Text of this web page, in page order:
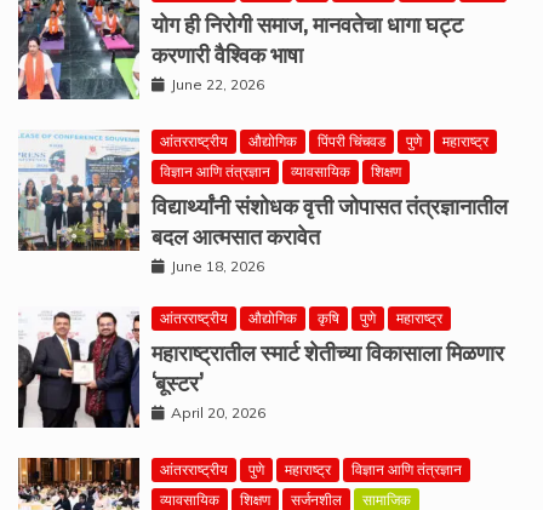
योग ही निरोगी समाज, मानवतेचा धागा घट्ट
करणारी वैश्विक भाषा
June 22, 2026
आंतरराष्ट्रीय औद्योगिक पिंपरी चिंचवड पुणे
महाराष्ट्र
विज्ञान आणि तंत्रज्ञान
व्यावसायिक शिक्षण
विद्यार्थ्यांनी संशोधक वृत्ती जोपासत तंत्रज्ञानातील
बदल आत्मसात करावेत
June 18, 2026
आंतरराष्ट्रीय औद्योगिक कृषि पुणे महाराष्ट्र
महाराष्ट्रातील स्मार्ट शेतीच्या विकासाला मिळणार
‘बूस्टर’
April 20, 2026
आंतरराष्ट्रीय पुणे महाराष्ट्र
विज्ञान आणि तंत्रज्ञान
व्यावसायिक
शिक्षण सर्जनशील सामाजिक